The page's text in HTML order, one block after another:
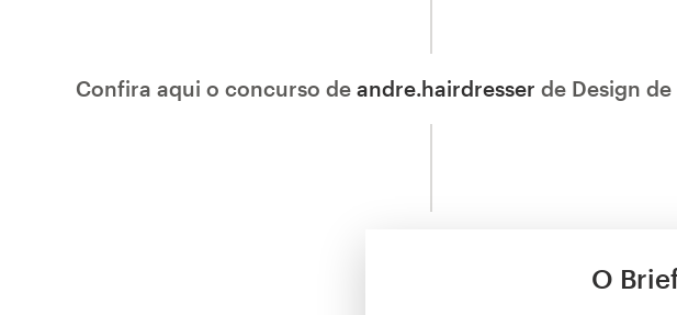
Confira aqui o concurso de andre.hairdresser de Design
O